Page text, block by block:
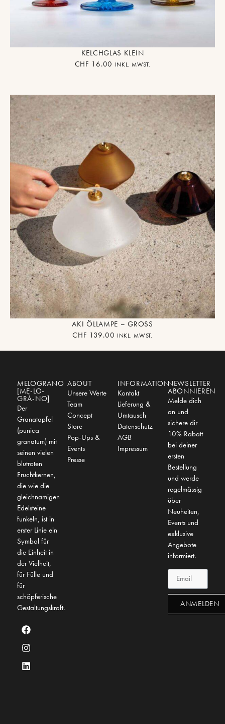
KELCHGLAS KLEIN
CHF 16.00 INKL. MWST.
AKI ÖLLAMPE – GROSS
CHF 139.00 INKL. MWST.
MELOGRANO
[ME-LO-
GRÀ-NO]
Der
Granatapfel
(punica
granatum) mit
seinen vielen
blutroten
Fruchtkernen,
die wie die
gleichnamigen
Edelsteine
funkeln, ist in
erster Linie ein
Symbol für
die Einheit in
der Vielheit,
für Fülle und
für
schöpferische
Gestaltungskraft.
ABOUT
Unsere Werte
Team
Concept
Store
Pop-Ups &
Events
Presse
INFORMATION
Kontakt
Lieferung &
Umtausch
Datenschutz
AGB
Impressum
NEWSLETTER
ABONNIEREN
Melde dich
an und
sichere dir
10% Rabatt
bei deiner
ersten
Bestellung
und werde
regelmässig
über
Neuheiten,
Events und
exklusive
Angebote
informiert.
ANMELDEN